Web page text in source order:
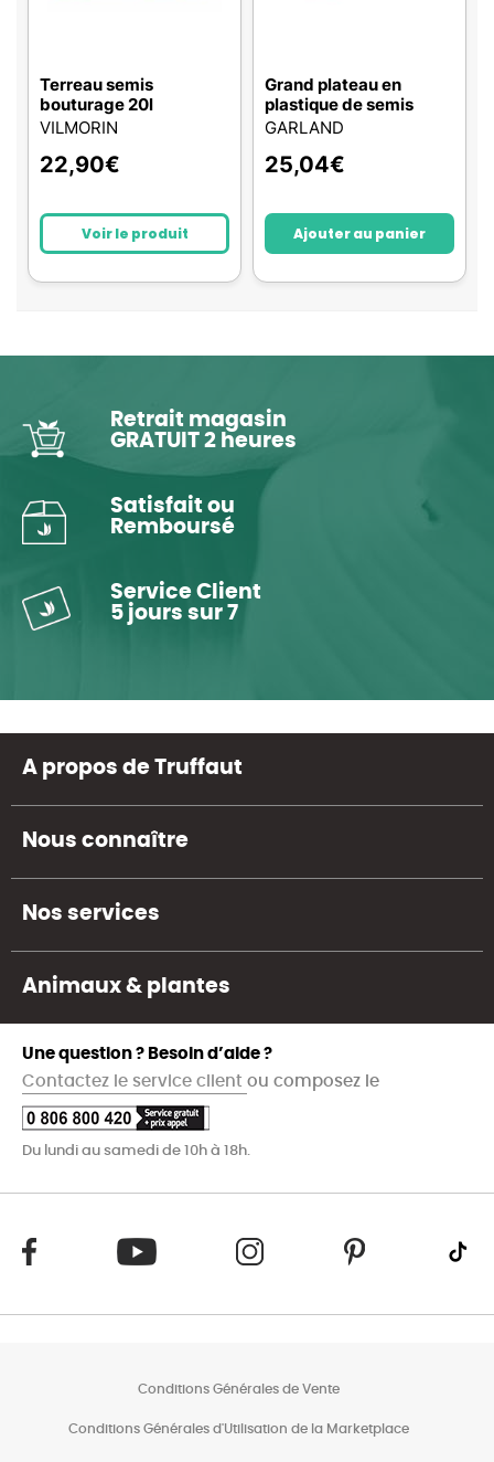
Terreau semis
bouturage 20l
VILMORIN
22,90€
Voir le produit
Grand plateau en
plastique de semis
GARLAND
25,04€
Ajouter au panier
Retrait magasin
GRATUIT 2 heures
Satisfait ou
Remboursé
Service Client
5 jours sur 7
A propos de Truffaut
Nous connaître
Nos services
Animaux & plantes
Une question ? Besoin d’aide ?
Contactez le service client ou composez le
Du lundi au samedi de 10h à 18h.
Conditions Générales de Vente
Conditions Générales d'Utilisation de la Marketplace